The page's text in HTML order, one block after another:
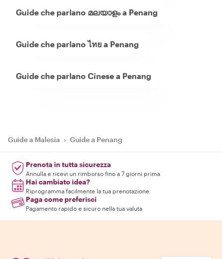
Guide che parlano മലയാളം a Penang
Guide che parlano ไทย a Penang
Guide che parlano Cinese a Penang
Guide a Malesia › Guide a Penang
Prenota in tutta sicurezza
Annulla e ricevi un rimborso fino a 7 giorni prima
Hai cambiato idea?
Riprogramma facilmente la tua prenotazione
Paga come preferisci
Pagamento rapido e sicuro nella tua valuta